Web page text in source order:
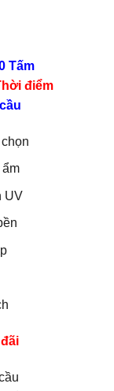
Tấm
điểm
UV